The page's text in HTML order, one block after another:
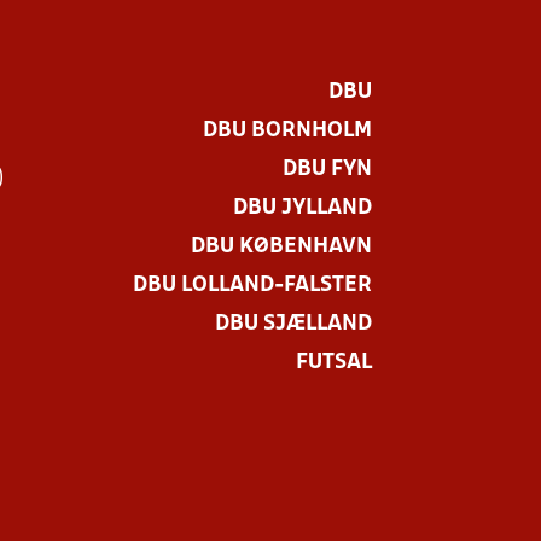
DBU
DBU BORNHOLM
DBU FYN
DBU JYLLAND
DBU KØBENHAVN
DBU LOLLAND-FALSTER
DBU SJÆLLAND
FUTSAL